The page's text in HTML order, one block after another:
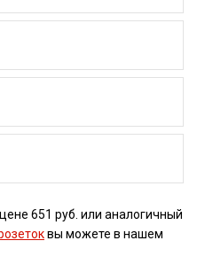
651 руб. или аналогичный
вы можете в нашем